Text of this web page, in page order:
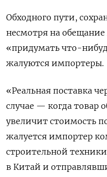
Обходного пути,
несмотря на
«придумать что-
жалуются импортеры.
«Реальная поставка
случае — когда
увеличит стоимость
жалуется импортер
строительной
в Китай и